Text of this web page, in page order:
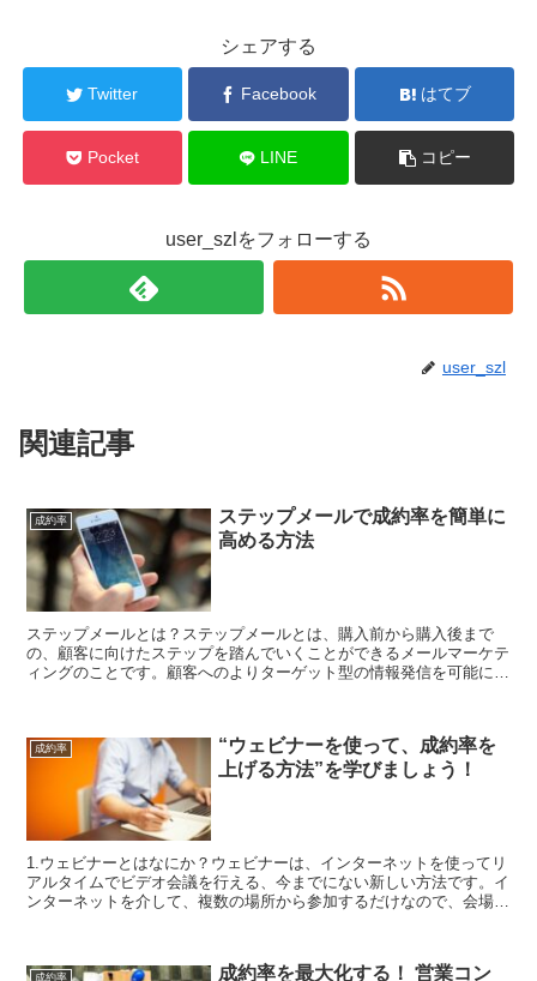
シェアする
Twitter Facebook はてブ
Pocket LINE コピー
user_szlをフォローする
user_szl
関連記事
成約率
ステップメールで成約率を簡単に
高める方法
ステップメールとは？ステップメールとは、購入前から購入後まで
の、顧客に向けたステップを踏んでいくことができるメールマーケテ
ィングのことです。顧客へのよりターゲット型の情報発信を可能に
成約率
“ウェビナーを使って、成約率を
上げる方法”を学びましょう！
1.ウェビナーとはなにか？ウェビナーは、インターネットを使ってリ
アルタイムでビデオ会議を行える、今までにない新しい方法です。イ
ンターネットを介して、複数の場所から参加するだけなので、会場の
成約率
成約率を最大化する！ 営業コン